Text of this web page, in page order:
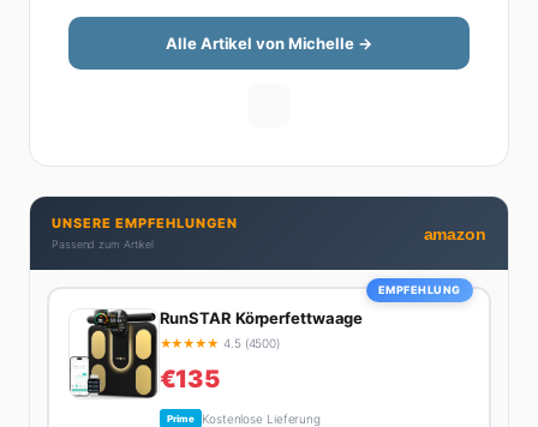
Finanzthemen so aufzubereiten, dass sie jeder
versteht – ohne Fachchinesisch, dafür mit konkreten
Tipps zum Umsetzen. Von ETF-Strategien über
Privatleben unter einen Hut bekommt. Privat ist sie
bekennende Kaffee-Süchtige (3+ Tassen am Tag,
Minimum), Podcast-Hörerin und verbringt ihre
Wochenenden am liebsten in der Natur oder auf dem
Alle Artikel von Michelle →
UNSERE EMPFEHLUNGEN
Passend zum Artikel
amazon
EMPFEHLUNG
RunSTAR Körperfettwaage
★★★★★ 4.5 (4500)
€135
Prime Kostenlose Lieferung